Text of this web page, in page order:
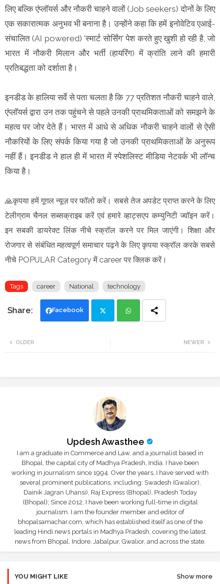
लिए बल्कि एंप्लॉयर्स और नौकरी चाहने वालों (Job seekers) दोनों के लिए
एक सकारात्मक अनुभव भी बनाना है। उन्होंने कहा कि हमें इनोवेटिव एआई-
संचालित (AI powered) 'स्मार्ट सोर्सिंग' पेश करते हुए खुशी हो रही है, जो
भारत में नौकरी मिलान और भर्ती (हायरिंग) में क्रांति लाने की हमारी
प्रतिबद्धता को दर्शाता है।
इनडीड के हालिया सर्वे से पता चलता है कि 77 प्रतिशत नौकरी चाहने वाले,
एंप्लॉयर्स द्वारा उन तक पहुंचने से पहले उनकी प्राथमिकताओं को समझने के
महत्व पर जोर देते हैं। भारत में आधे से अधिक नौकरी चाहने वालों से ऐसी
नौकरियों के लिए संपर्क किया गया है जो उनकी प्राथमिकताओं के अनुरूप
नहीं हैं। इनडीड ने हाल ही में भारत में स्पेशलिस्ट मीडिया नेटवर्क भी लॉन्च
किया है।
🙏कृपया हमें गूगल न्यूज़ पर फॉलो करें। सबसे तेज अपडेट प्राप्त करने के लिए
टेलीग्राम चैनल सब्सक्राइब करें एवं हमारे व्हाट्सएप कम्युनिटी ज्वॉइन करें।
इन सबकी डायरेक्ट लिंक नीचे स्क्रॉल करने पर मिल जाएंगी। शिक्षा और
रोजगार से संबंधित महत्वपूर्ण समाचार पढ़ने के लिए कृपया स्क्रॉल करके सबसे
नीचे POPULAR Category में career पर क्लिक करें।
Tags career National technology
Facebook
NEWER
OLDER
Updesh Awasthee
I am a graduate in Commerce and Law, and a journalist based in
Bhopal, the capital city of Madhya Pradesh, India. I have been
working in journalism since 1994. Over the years, I have served with
several prominent publications, including: Swadesh (Gwalior),
Dainik Jagran (Jhansi), Raj Express (Bhopal), Pradesh Today
(Bhopal); Since 2012, I have been working full-time in digital
journalism. I am the founder member and editor of
bhopalsamachar.com, which has established itself as one of the
leading Hindi news portals in Madhya Pradesh, covering the latest
news from Bhopal, Indore, Jabalpur, Gwalior, and across the state.
YOU MIGHT LIKE Show more